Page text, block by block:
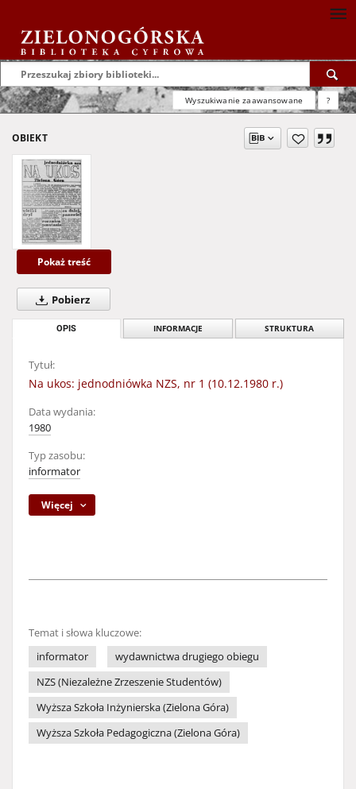
Wyszukiwanie zaawansowane ?
OBIEKT
Pokaż treść
Pobierz
OPIS INFORMACJE STRUKTURA
Tytuł:
Na ukos: jednodniówka NZS, nr 1 (10.12.1980 r.)
Data wydania:
1980
Typ zasobu:
informator
Więcej
Temat i słowa kluczowe:
informator
wydawnictwa drugiego obiegu
NZS (Niezależne Zrzeszenie Studentów)
Wyższa Szkoła Inżynierska (Zielona Góra)
Wyższa Szkoła Pedagogiczna (Zielona Góra)